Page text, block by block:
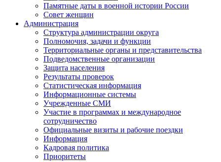
Памятные даты в военной истории России
Совет женщин
Администрация
Структура администрации округа
Полномочия, задачи и функции
Территориальные органы и представительства
Подведомственные организации
Защита населения
Результаты проверок
Статистическая информация
Информационные системы
Учрежденные СМИ
Участие в программах и международное
сотрудничество
Официальные визиты и рабочие поездки
Информация
Кадровая политика
Приоритеты